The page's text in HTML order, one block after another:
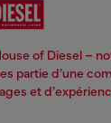
of Diesel –
partie d’une
et